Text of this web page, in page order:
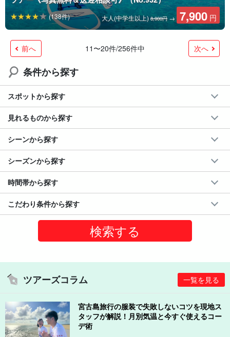
大人(中学生以上)8,900円 → 7,900 円
(138件)
前へ 11〜20件/256件中 次へ
条件から探す
スポットから探す
見れるものから探す
シーンから探す
シーズンから探す
時間帯から探す
こだわり条件から探す
ツアーズコラム 一覧を見る
宮古島旅行の服装で失敗しないコツを現地ス
タッフが解説！月別気温と今すぐ使えるコー
デ術